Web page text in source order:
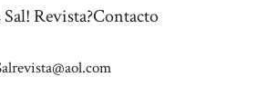
Sal! Revista?Contacto